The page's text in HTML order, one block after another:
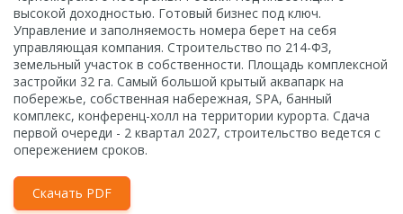
высокой доходностью. Готовый бизнес под ключ.
Управление и заполняемость номера берет на себя
управляющая компания. Строительство по 214-ФЗ,
земельный участок в собственности. Площадь комплексной
застройки 32 га. Самый большой крытый аквапарк на
побережье, собственная набережная, SPA, банный
комплекс, конференц-холл на территории курорта. Сдача
первой очереди - 2 квартал 2027, строительство ведется с
опережением сроков.
Скачать PDF